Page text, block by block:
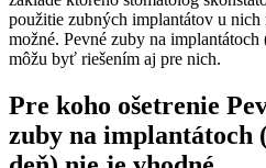
použitie zubných implantátov u nich
možné. Pevné zuby na implantátoch
môžu byť riešením aj pre nich.
Pre koho ošetrenie
zuby na implantátoch